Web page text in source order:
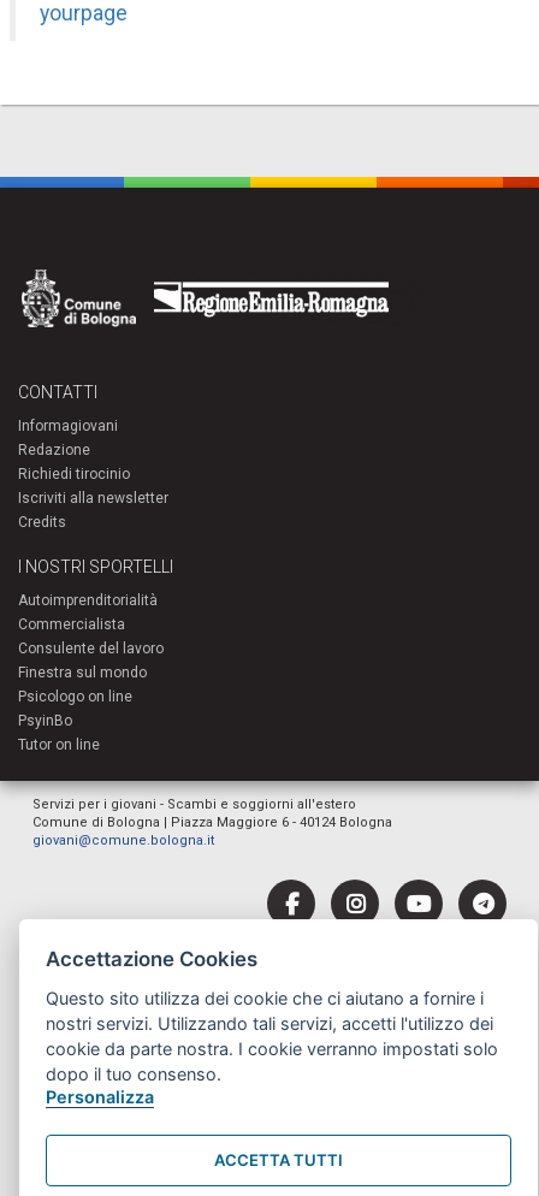
yourpage
CONTATTI
Informagiovani
Redazione
Richiedi tirocinio
Iscriviti alla newsletter
Credits
I NOSTRI SPORTELLI
Autoimprenditorialità
Commercialista
Consulente del lavoro
Finestra sul mondo
Psicologo on line
PsyinBo
Tutor on line
Servizi per i giovani - Scambi e soggiorni all'estero
Comune di Bologna | Piazza Maggiore 6 - 40124 Bologna
giovani@comune.bologna.it
Accettazione Cookies
Questo sito utilizza dei cookie che ci aiutano a fornire i
nostri servizi. Utilizzando tali servizi, accetti l'utilizzo dei
cookie da parte nostra. I cookie verranno impostati solo
dopo il tuo consenso.
Personalizza
ACCETTA TUTTI